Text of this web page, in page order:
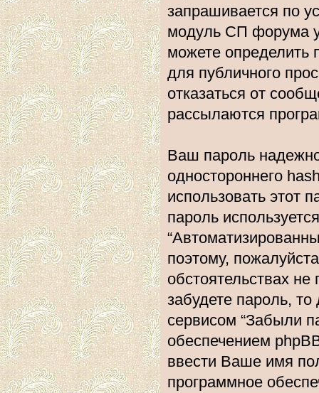
запрашивается по
модуль СП форума
можете определить
для публичного
отказаться от
рассылаются
Ваш пароль
одностороннего
использовать этот
пароль
поэтому,
обстоятельствах
забудете пароль,
сервисом “Забыли
обеспечением
ввести Ваше имя
программное